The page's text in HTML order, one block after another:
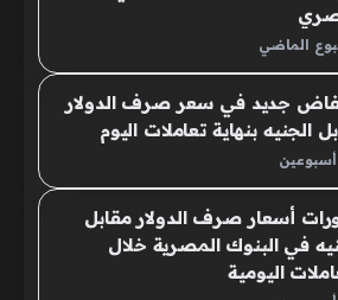
الماضي
جديد في سعر صرف الدولار
الجنيه بنهاية تعاملات اليوم
أسعار صرف الدولار مقابل
في البنوك المصرية خلال
اليومية